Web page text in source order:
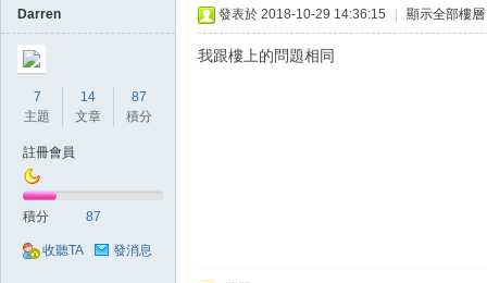
Darren
7
主題
14
文章
87
積分
註冊會員
積分 87
收聽TA 發消息
發表於 2018-10-29 14:36:15 顯示全部樓層
我跟樓上的問題相同